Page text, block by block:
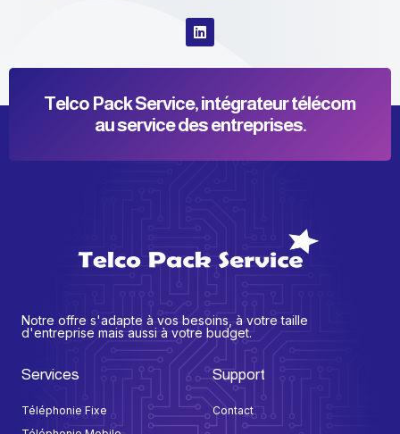
Telco Pack Service, intégrateur télécom
au service des entreprises.
Notre offre s'adapte à vos besoins, à votre taille
d'entreprise mais aussi à votre budget.
Services
Téléphonie Fixe
Support
Contact